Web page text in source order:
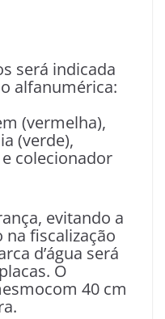
será indicada
alfanumérica:
(vermelha),
(verde),
colecionador
evitando a
fiscalização
d’água será
O
40 cm